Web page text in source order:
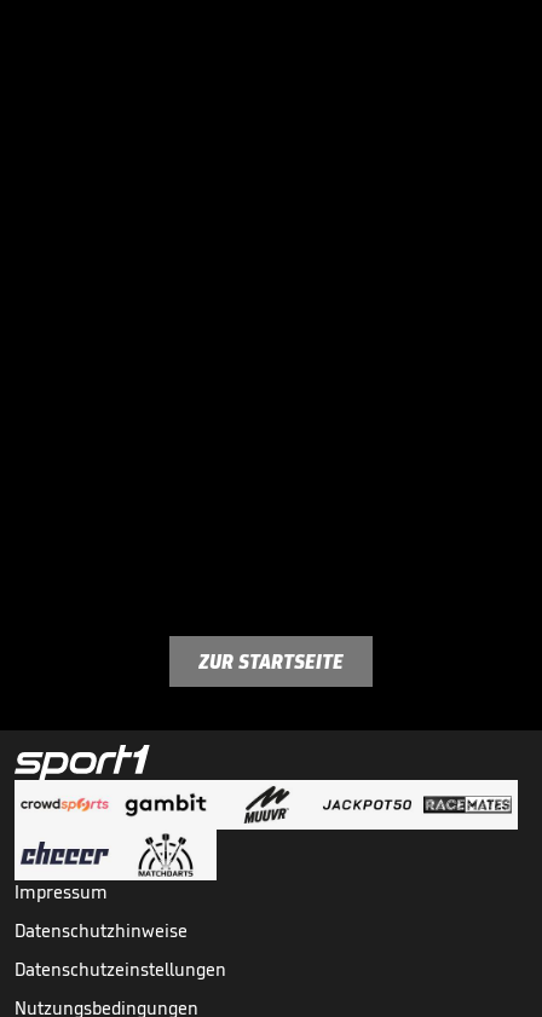
ZUR STARTSEITE
Impressum
Datenschutzhinweise
Datenschutzeinstellungen
Nutzungsbedingungen